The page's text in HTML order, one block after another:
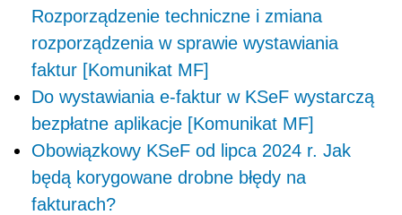
Rozporządzenie techniczne i zmiana
rozporządzenia w sprawie wystawiania
faktur [Komunikat MF]
Do wystawiania e-faktur w KSeF wystarczą
bezpłatne aplikacje [Komunikat MF]
Obowiązkowy KSeF od lipca 2024 r. Jak
będą korygowane drobne błędy na
fakturach?